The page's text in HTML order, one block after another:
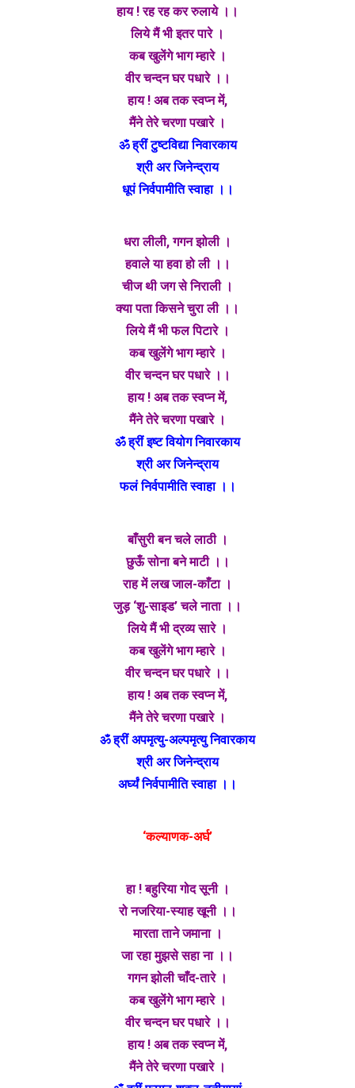
हाय ! रह रह कर रुलाये ।।
लिये मैं भी इतर पारे ।
कब खुलेंगे भाग म्हारे ।
वीर चन्दन घर पधारे ।।
हाय ! अब तक स्वप्न में,
मैंने तेरे चरणा पखारे ।
ॐ ह्रीं टुष्टविद्या निवारकाय
श्री अर जिनेन्द्राय
धूपं निर्वपामीति स्वाहा ।।
धरा लीली, गगन झोली ।
हवाले या हवा हो ली ।।
चीज थी जग से निराली ।
क्या पता किसने चुरा ली ।।
लिये मैं भी फल पिटारे ।
कब खुलेंगे भाग म्हारे ।
वीर चन्दन घर पधारे ।।
हाय ! अब तक स्वप्न में,
मैंने तेरे चरणा पखारे ।
ॐ ह्रीं इष्ट वियोग निवारकाय
श्री अर जिनेन्द्राय
फलं निर्वपामीति स्वाहा ।।
बाँसुरी बन चले लाठी ।
छुऊँ सोना बने माटी ।।
राह में लख जाल-काँटा ।
जुड़ ‘शु-साइड’ चले नाता ।।
लिये मैं भी द्रव्य सारे ।
कब खुलेंगे भाग म्हारे ।
वीर चन्दन घर पधारे ।।
हाय ! अब तक स्वप्न में,
मैंने तेरे चरणा पखारे ।
ॐ ह्रीं अपमृत्यु-अल्पमृत्यु निवारकाय
श्री अर जिनेन्द्राय
अर्घ्यं निर्वपामीति स्वाहा ।।
‘कल्याणक-अर्घ’
हा ! बहुरिया गोद सूनी ।
रो नजरिया-स्याह खूनी ।।
मारता ताने जमाना ।
जा रहा मुझसे सहा ना ।।
गगन झोली चाँद-तारे ।
कब खुलेंगे भाग म्हारे ।
वीर चन्दन घर पधारे ।।
हाय ! अब तक स्वप्न में,
मैंने तेरे चरणा पखारे ।